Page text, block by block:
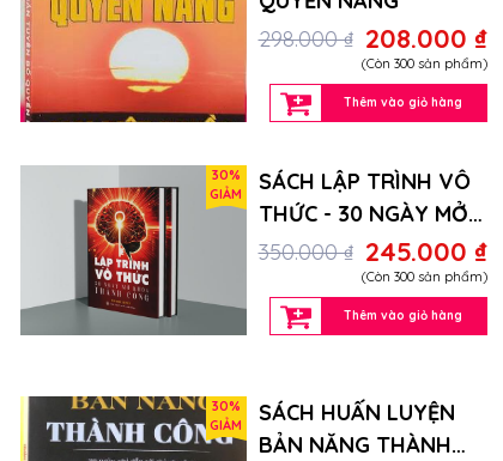
298.000 ₫ 208.000 ₫
(Còn 300 sản phẩm)
Thêm vào giỏ hàng
30%
GIẢM
SÁCH LẬP TRÌNH VÔ
THỨC - 30 NGÀY MỞ
KHÓA THÀNH CÔNG
350.000 ₫ 245.000 ₫
(Còn 300 sản phẩm)
Thêm vào giỏ hàng
30%
GIẢM
SÁCH HUẤN LUYỆN
BẢN NĂNG THÀNH